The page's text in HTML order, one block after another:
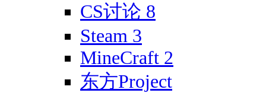
CS讨论 8
Steam 3
MineCraft 2
东方Project